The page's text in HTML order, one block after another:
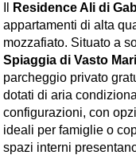
Residence Ali di
appartamenti di alta
mozzafiato. Situato a
Spiaggia di Vasto
parcheggio privato
dotati di aria
configurazioni, con
ideali per famiglie o
spazi interni
➕ Segnala evento
Area riservata
Chi siamo
Ambienti
≋ Mare